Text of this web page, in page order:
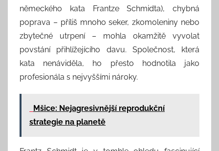
německého kata Frantze Schmidta), chybná
poprava – příliš mnoho seker, zkomoleniny nebo
zbytečné utrpení – mohla okamžitě vyvolat
povstání přihlížejícího davu. Společnost, která
kata nenáviděla, ho přesto hodnotila jako
profesionála s nejvyššími nároky.
Mšice: Nejagresivnější reprodukční
strategie na planetě